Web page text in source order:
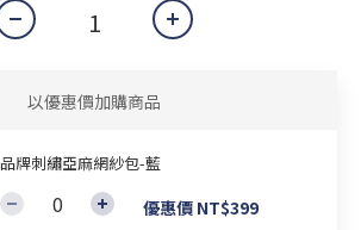
以優惠價加購商品
品牌刺繡亞麻網紗包-藍
優惠價 NT$399